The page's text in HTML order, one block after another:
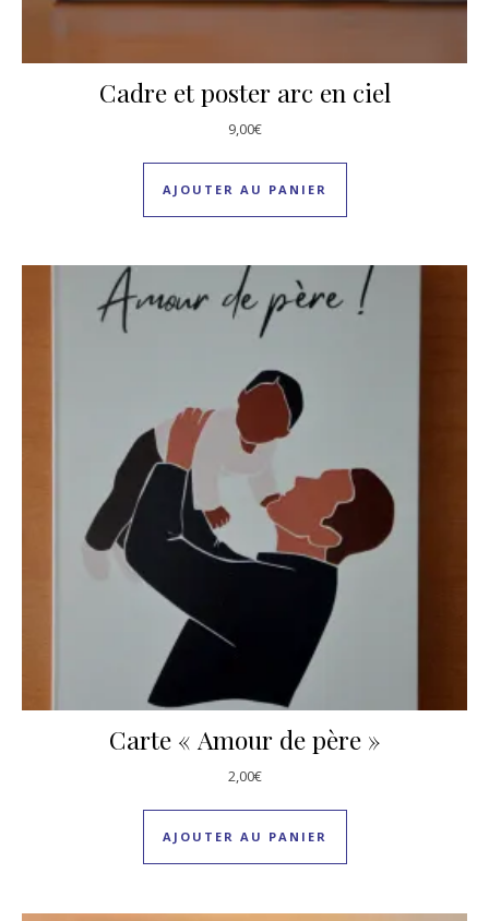
Cadre et poster arc en ciel
9,00€
AJOUTER AU PANIER
Carte « Amour de père »
2,00€
AJOUTER AU PANIER